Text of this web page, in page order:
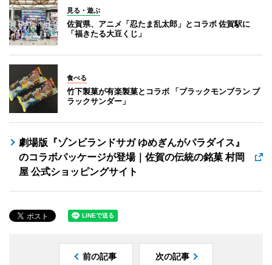
見る・遊ぶ
佐賀県、アニメ「忍たま乱太郎」とコラボ 佐賀駅に
「福きたる大豆くじ」
食べる
竹下製菓が有楽製菓とコラボ 「ブラックモンブラン ブ
ラックサンダー」
劇場版『ゾンビランドサガ ゆめぎんがパラダイス』
のコラボパッケージが登場｜佐賀の伝統の銘菓 村岡
屋 公式ショッピングサイト
前の記事 次の記事